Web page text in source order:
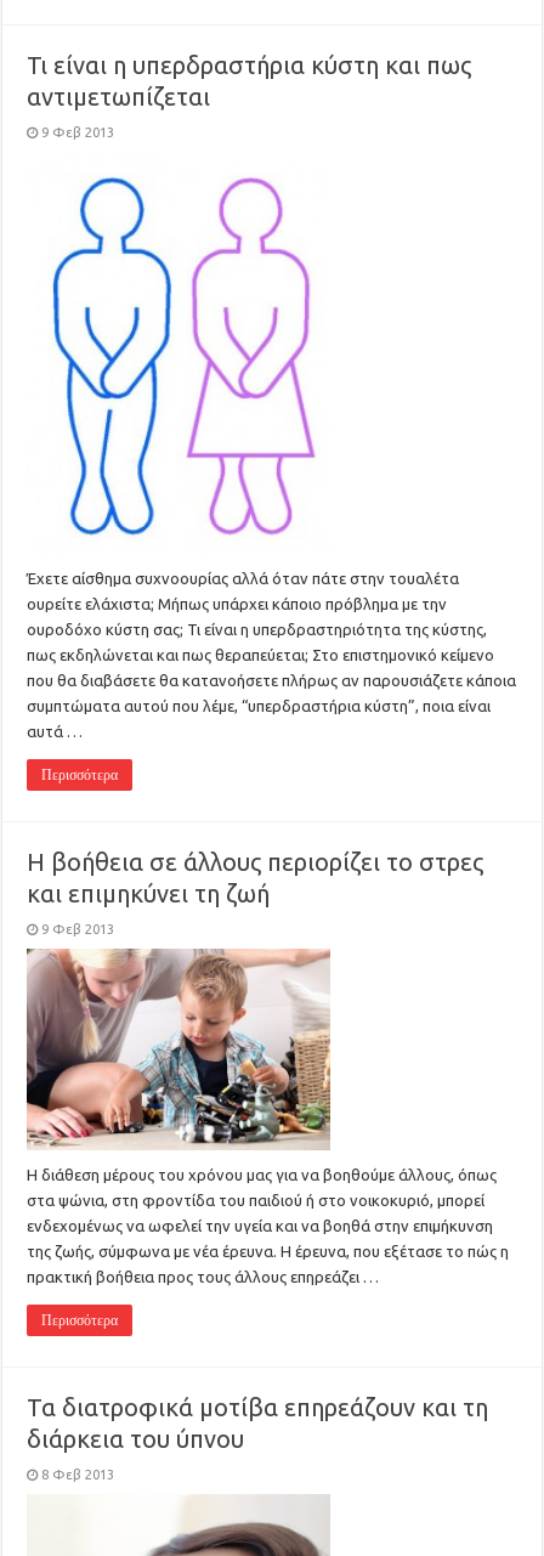
Τι είναι η υπερδραστήρια κύστη και πως
αντιμετωπίζεται
9 Φεβ 2013
Έχετε αίσθημα συχνοουρίας αλλά όταν πάτε στην τουαλέτα
ουρείτε ελάχιστα; Μήπως υπάρχει κάποιο πρόβλημα με την
ουροδόχο κύστη σας; Τι είναι η υπερδραστηριότητα της κύστης,
πως εκδηλώνεται και πως θεραπεύεται; Στο επιστημονικό κείμενο
που θα διαβάσετε θα κατανοήσετε πλήρως αν παρουσιάζετε κάποια
συμπτώματα αυτού που λέμε, “υπερδραστήρια κύστη”, ποια είναι
αυτά …
Περισσότερα
Η βοήθεια σε άλλους περιορίζει το στρες
και επιμηκύνει τη ζωή
9 Φεβ 2013
Η διάθεση μέρους του χρόνου μας για να βοηθούμε άλλους, όπως
στα ψώνια, στη φροντίδα του παιδιού ή στο νοικοκυριό, μπορεί
ενδεχομένως να ωφελεί την υγεία και να βοηθά στην επιμήκυνση
της ζωής, σύμφωνα με νέα έρευνα. Η έρευνα, που εξέτασε το πώς η
πρακτική βοήθεια προς τους άλλους επηρεάζει …
Περισσότερα
Τα διατροφικά μοτίβα επηρεάζουν και τη
διάρκεια του ύπνου
8 Φεβ 2013